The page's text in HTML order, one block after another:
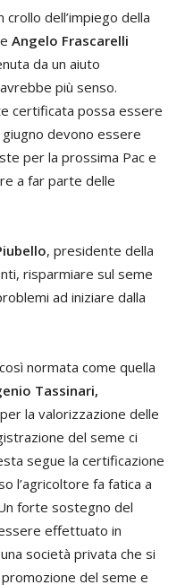
crollo dell’impiego della
Angelo Frascarelli
da un aiuto
più senso.
certificata possa essere
giugno devono essere
per la prossima Pac e
a far parte delle
, presidente della
risparmiare sul seme
ad iniziare dalla
normata come quella
Tassinari,
la valorizzazione delle
del seme ci
segue la certificazione
l’agricoltore fa fatica a
forte sostegno del
effettuato in
società privata che si
del seme e